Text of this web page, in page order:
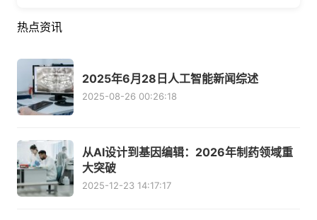
热点资讯
2025年6月28日人工智能新闻综述
2025-08-26 00:26:18
从AI设计到基因编辑：2026年制药领域重
大突破
2025-12-23 14:17:17